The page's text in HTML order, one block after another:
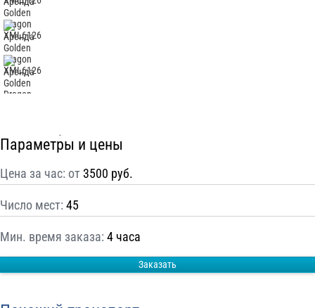
Параметры и цены
Цена за час: от 3500 руб.
Число мест: 45
Мин. время заказа: 4 часа
Заказать